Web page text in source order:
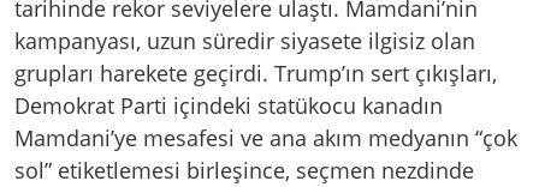
tarihinde rekor seviyelere ulaştı. Mamdani’nin
kampanyası, uzun süredir siyasete ilgisiz olan
grupları harekete geçirdi. Trump’ın sert çıkışları,
Demokrat Parti içindeki statükocu kanadın
Mamdani’ye mesafesi ve ana akım medyanın “çok
sol” etiketlemesi birleşince, seçmen nezdinde